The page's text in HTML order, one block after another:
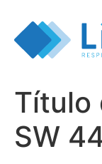
Título
SW